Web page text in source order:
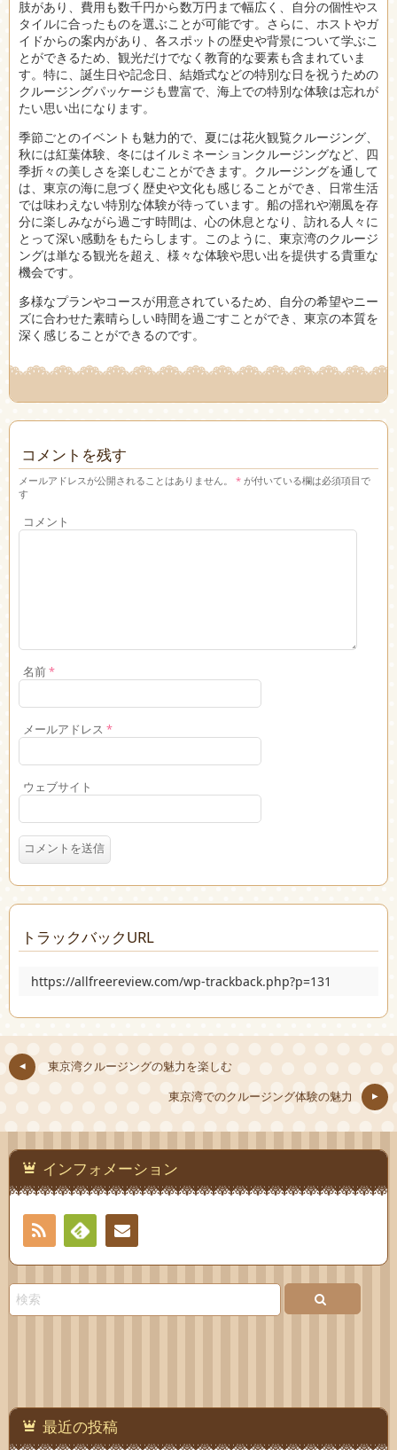
肢があり、費用も数千円から数万円まで幅広く、自分の個性やス
タイルに合ったものを選ぶことが可能です。さらに、ホストやガ
イドからの案内があり、各スポットの歴史や背景について学ぶこ
とができるため、観光だけでなく教育的な要素も含まれていま
す。特に、誕生日や記念日、結婚式などの特別な日を祝うための
クルージングパッケージも豊富で、海上での特別な体験は忘れが
たい思い出になります。
季節ごとのイベントも魅力的で、夏には花火観覧クルージング、
秋には紅葉体験、冬にはイルミネーションクルージングなど、四
季折々の美しさを楽しむことができます。クルージングを通して
は、東京の海に息づく歴史や文化も感じることができ、日常生活
では味わえない特別な体験が待っています。船の揺れや潮風を存
分に楽しみながら過ごす時間は、心の休息となり、訪れる人々に
とって深い感動をもたらします。このように、東京湾のクルージ
ングは単なる観光を超え、様々な体験や思い出を提供する貴重な
機会です。
多様なプランやコースが用意されているため、自分の希望やニー
ズに合わせた素晴らしい時間を過ごすことができ、東京の本質を
深く感じることができるのです。
コメントを残す
メールアドレスが公開されることはありません。 * が付いている欄は必須項目で
す
コメント
名前*
メールアドレス *
ウェブサイト
トラックバックURL
https://allfreereview.com/wp-trackback.php?p=131
東京湾クルージングの魅力を楽しむ
東京湾でのクルージング体験の魅力
インフォメーション
RSS
Feedlyお問
最近の投稿